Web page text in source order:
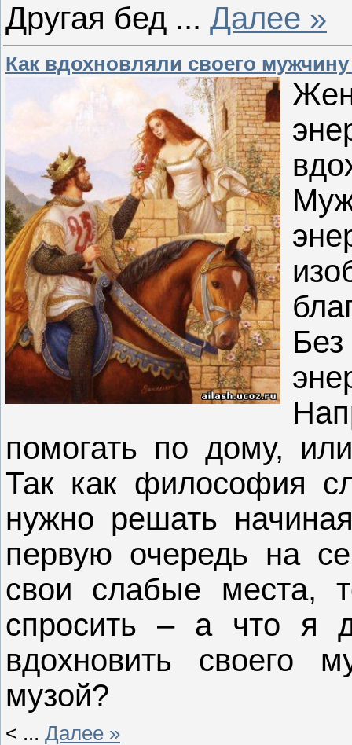
Другая бед ... Далее »
Как вдохновляли своего
помогать по дому,
Так как философия
нужно решать
первую очередь на
свои слабые места,
спросить – а что я
вдохновить своего
музой?
< ... Далее »